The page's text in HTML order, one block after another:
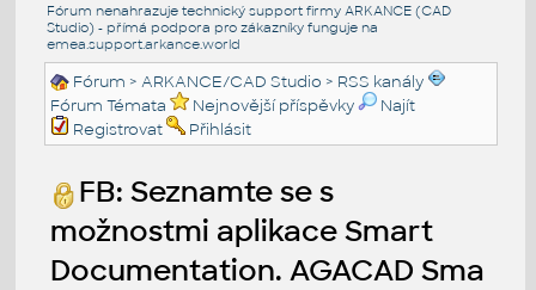
Fórum nenahrazuje technický support firmy ARKANCE (CAD
Studio) - přímá podpora pro zákazníky funguje na
emea.support.arkance.world
Fórum >ARKANCE/CAD Studio > RSS kanály
Fórum Témata
Nejnovější příspěvky
Najít
Registrovat
Přihlásit
FB: Seznamte se s
možnostmi aplikace Smart
Documentation. AGACAD Sma